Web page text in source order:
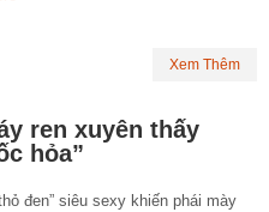
Xem Thêm
ren xuyên thấy
hỏa”
đen” siêu sexy khiến phái mày